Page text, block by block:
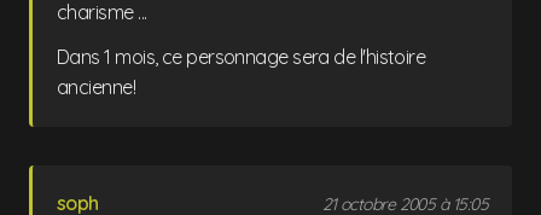
charisme ...
Dans 1 mois, ce personnage sera de l'histoire
ancienne!
soph 21 octobre 2005 à 15:05